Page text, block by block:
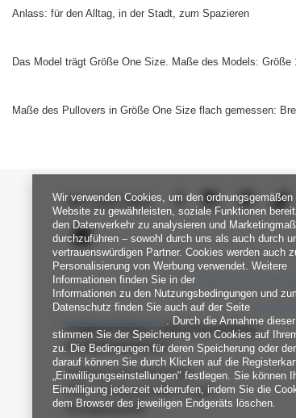
Anlass: für den Alltag, in der Stadt, zum Spazieren
Das Model trägt Größe One Size. Maße des Models:
Maße des Pullovers in Größe One Size flach gemessen:
SEI UNS NAH
FABRIKPREIS-GROSSHANDEL-K
UNDENDIENST
Zahlung und Lieferkosten
FAQ - Häufig gestellte Fragen
Rückgabepolitik
Wir verwenden Cookies, um den ordnungsgemäßen
Website zu gewährleisten, soziale Funktionen
den Datenverkehr zu analysieren und
durchzuführen – sowohl durch uns als auch durch
vertrauenswürdigen Partner. Cookies werden auch
Personalisierung von Werbung verwendet. Weitere
Informationen finden Sie in der
Informationen zu den Nutzungsbedingungen und
Datenschutz finden Sie auch auf der Seite
& Nutzungsbedingungen . Durch die Annahme
stimmen Sie der Speicherung von Cookies auf
zu. Die Bedingungen für deren Speicherung oder
darauf können Sie durch Klicken auf die
„Einwilligungseinstellungen" festlegen. Sie können
Einwilligung jederzeit widerrufen, indem Sie die
dem Browser des jeweiligen Endgeräts löschen.